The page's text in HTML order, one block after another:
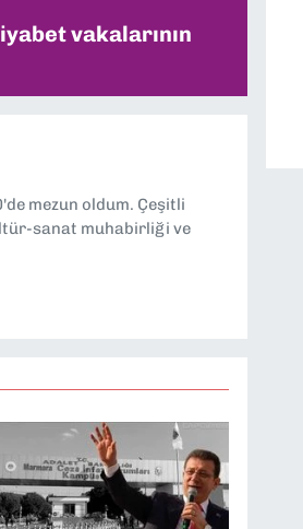
vakalarının
mezun oldum. Çeşitli
sanat muhabirliği ve